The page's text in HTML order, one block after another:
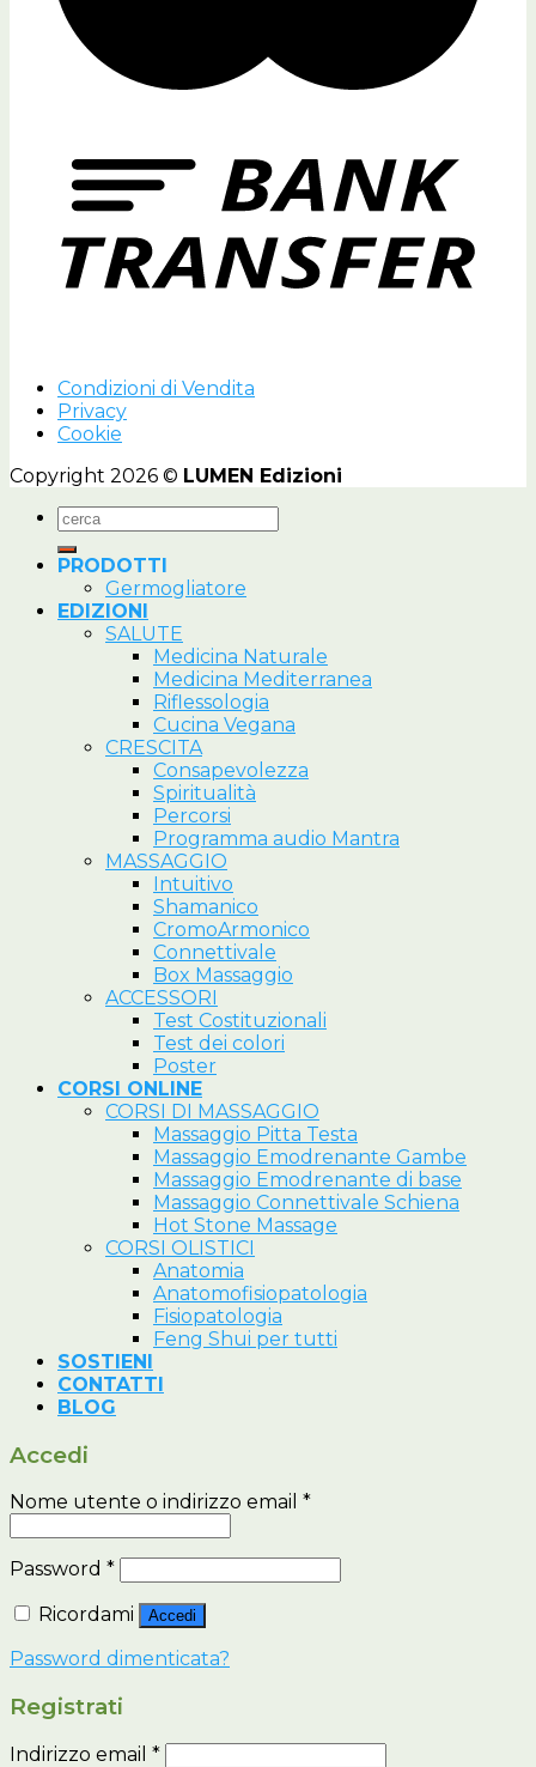
Condizioni di Vendita
Privacy
Cookie
Copyright 2026 © LUMEN Edizioni
Cerca:
PRODOTTI
Germogliatore
EDIZIONI
SALUTE
Medicina Naturale
Medicina Mediterranea
Riflessologia
Cucina Vegana
CRESCITA
Consapevolezza
Spiritualità
Percorsi
Programma audio Mantra
MASSAGGIO
Intuitivo
Shamanico
CromoArmonico
Connettivale
Box Massaggio
ACCESSORI
Test Costituzionali
Test dei colori
Poster
CORSI ONLINE
CORSI DI MASSAGGIO
Massaggio Pitta Testa
Massaggio Emodrenante Gambe
Massaggio Emodrenante di base
Massaggio Connettivale Schiena
Hot Stone Massage
CORSI OLISTICI
Anatomia
Anatomofisiopatologia
Fisiopatologia
Feng Shui per tutti
SOSTIENI
CONTATTI
BLOG
Accedi
Nome utente o indirizzo email *
Password *
Ricordami
Accedi
Password dimenticata?
Registrati
Indirizzo email *